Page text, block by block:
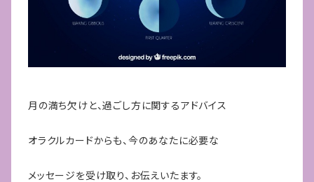
月の満ち欠けと、過ごし方に関するアドバイス
オラクルカードからも、今のあなたに必要な
メッセージを受け取り、お伝えいたます。